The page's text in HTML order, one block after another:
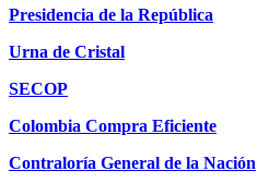
Presidencia de la República
Urna de Cristal
SECOP
Colombia Compra Eficiente
Contraloría General de la Nación